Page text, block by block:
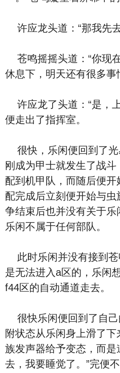
许应龙头道：“那我先
苍鸣摇摇头道：“你现
休息下，明天还有很多事
许应龙了头道：“是，
便走出了指挥室。
很快，乐闲便回到了光
刚成为甲士就发生了战
配到机甲队，而随后便
配完成后立刻便开始与
争结束后也并没有关于
乐闲不属于任何部队。
此时乐闲并没有接到苍
是无法进入a区的，乐闲
f44区的自动通道走去。
很快乐闲便回到了自己
附状态从乐闲身上滑了
族发声器给予变态，而是
去，我要睡觉了。”完便